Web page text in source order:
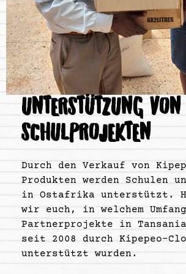
UNTERSTÜTZUNG VON
SCHULPROJEKTEN
Durch den Verkauf von
Produkten werden Schulen
in Ostafrika unterstützt.
wir euch, in welchem
Partnerprojekte in
seit 2008 durch Kipepeo-
unterstützt wurden.